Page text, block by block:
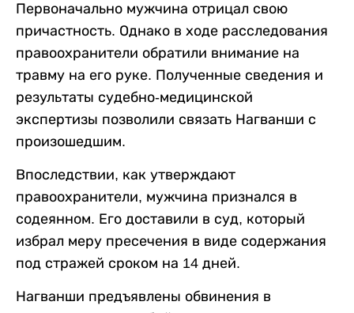
Первоначально мужчина отрицал свою
причастность. Однако в ходе расследования
правоохранители обратили внимание на
травму на его руке. Полученные сведения и
результаты судебно-медицинской
экспертизы позволили связать Нагванши с
произошедшим.
Впоследствии, как утверждают
правоохранители, мужчина признался в
содеянном. Его доставили в суд, который
избрал меру пресечения в виде содержания
под стражей сроком на 14 дней.
Нагванши предъявлены обвинения в